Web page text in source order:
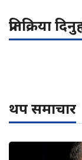
प्रतिक्रिया
थप समाचार